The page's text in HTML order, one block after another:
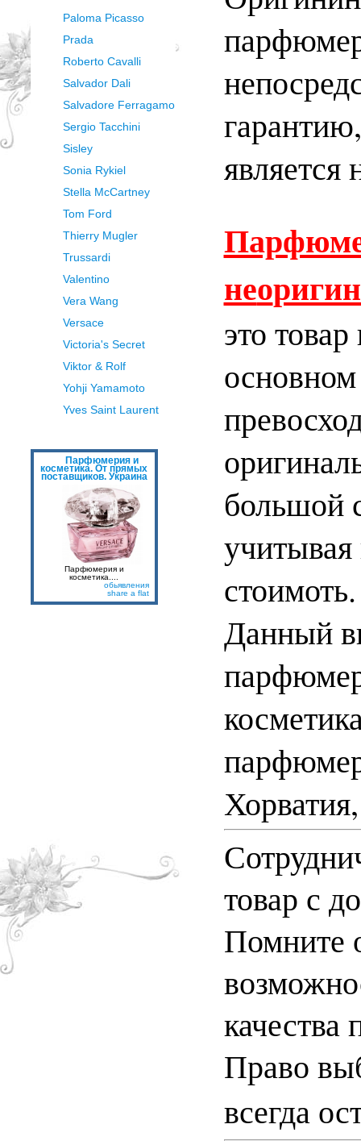
Paloma Picasso
Prada
Roberto Cavalli
Salvador Dali
Salvadore Ferragamo
Sergio Tacchini
Sisley
Sonia Rykiel
Stella McCartney
Tom Ford
Thierry Mugler
Trussardi
Valentino
Vera Wang
Versace
Victoria's Secret
Viktor & Rolf
Yohji Yamamoto
Yves Saint Laurent
Парфюмерия и
косметика. От прямых
поставщиков. Украина
Парфюмерия и
косметика....
обьявления
share a flat
гарантию
является
нео
это
большой
стоимоть.
Данный
Хорватия,
товар с
Помните
Право
всегда